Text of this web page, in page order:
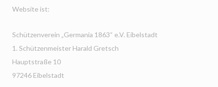
Website ist:
Schützenverein „Germania 1863“ e.V. Eibelstadt
1. Schützenmeister Harald Gretsch
Hauptstraße 10
97246 Eibelstadt